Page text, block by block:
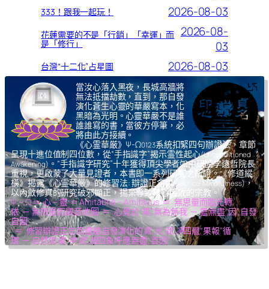
333！跟我一起玩！ 2026-08-03
花蓮需要的不是「行銷」「幸運」而
是「修行」
2026-08-
03
台灣“十二化”占星圖 2026-08-03
當汝心落入黑夜，長城高牆將
無法抵擋劫數，直到，那自發
演化蒼生心靈的華嚴寫本，化
黑暗為光明。心靈華嚴不是誰
誰誰寫的書，當彼方停筆，必
將由此方接續。
《心霊華厳》Ψ-Ω0123系統扣緊四句辦證法，章節
呈現十進位值制四位數，從“手指識字”揭示霊性起心(Unconditioned
Awakening) 。“手指識字研究”十年獲得頂尖學者如中研院李遠哲院長
重視，更啟蒙了大量見證者，本書即一系列研究之所證。《修道縱
橫》揭露《心霊華厳》的修習法: 辯證正念(Dialectical Mindfulness)，
以內斂修真的研究破邪顯正，揚棄導致核心腐敗的宗教。
Ψ – Ω ＝ 心 – 靈 ＝ Amitābhā – Amitāyus ＝ 無思量而臨光轉
依 ─ 無限量而觀音收圓 ＝ 心覺於“果”,無為無我 ─ 靈無盡“因”,自發
自圓
＝ 修習辯證正念而體驗自發演化的氣,光,我,凈四層“果報”循
環 ─ 自然如復,坤,乾,逅四象呼應無盡“善因”